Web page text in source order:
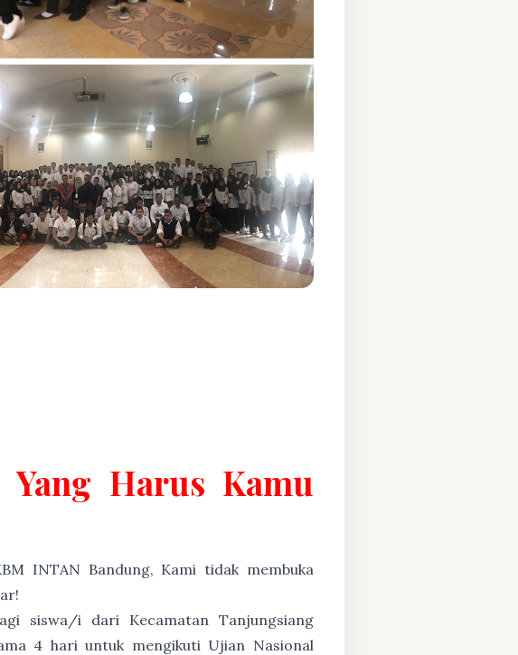
Harus Kamu
INTAN Bandung, Kami tidak membuka
siswa/i dari Kecamatan Tanjungsiang
4 hari untuk mengikuti Ujian Nasional